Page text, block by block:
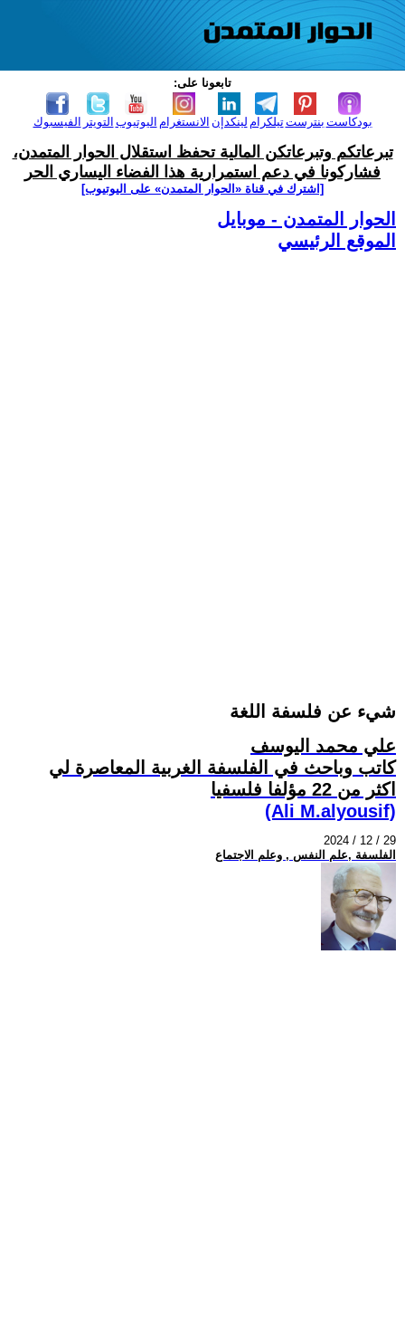
تابعونا على:
الفيسبوك التويتر اليوتيوب الانستغرام لينكدإن تيلكرامبنترست بودكاست
تبرعاتكم وتبرعاتكن المالية تحفظ استقلال الحوار المتمدن،
فشاركونا في دعم استمرارية هذا الفضاء اليساري الحر
[اشترك في قناة ‫«الحوار المتمدن» على اليوتيوب]
الحوار المتمدن - موبايل
الموقع الرئيسي
شيء عن فلسفة اللغة
علي محمد اليوسف
كاتب وباحث في الفلسفة الغربية المعاصرة لي
اكثر من 22 مؤلفا فلسفيا
(Ali M.alyousif)
2024 / 12 / 29
الفلسفة ,علم النفس , وعلم الاجتماع